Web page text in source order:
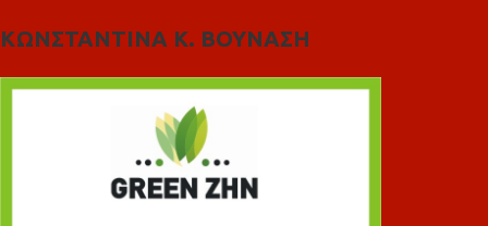
ΚΩΝΣΤΑΝΤΙΝΑ Κ. ΒΟΥΝΑΣΗ